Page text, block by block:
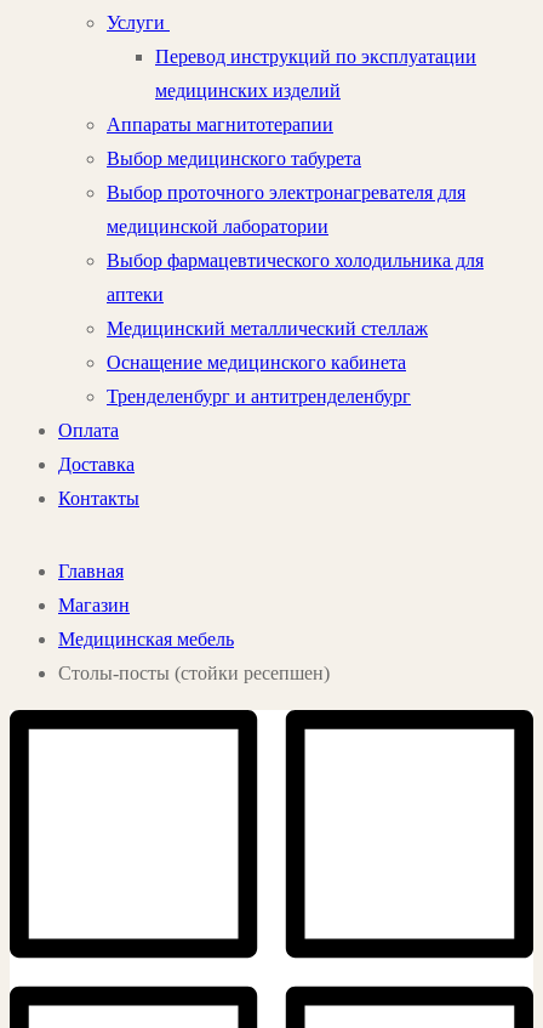
Услуги
Перевод инструкций по эксплуатации
медицинских изделий
Аппараты магнитотерапии
Выбор медицинского табурета
Выбор проточного электронагревателя для
медицинской лаборатории
Выбор фармацевтического холодильника для
аптеки
Медицинский металлический стеллаж
Оснащение медицинского кабинета
Тренделенбург и антитренделенбург
Оплата
Доставка
Контакты
Главная
Магазин
Медицинская мебель
Столы-посты (стойки ресепшен)